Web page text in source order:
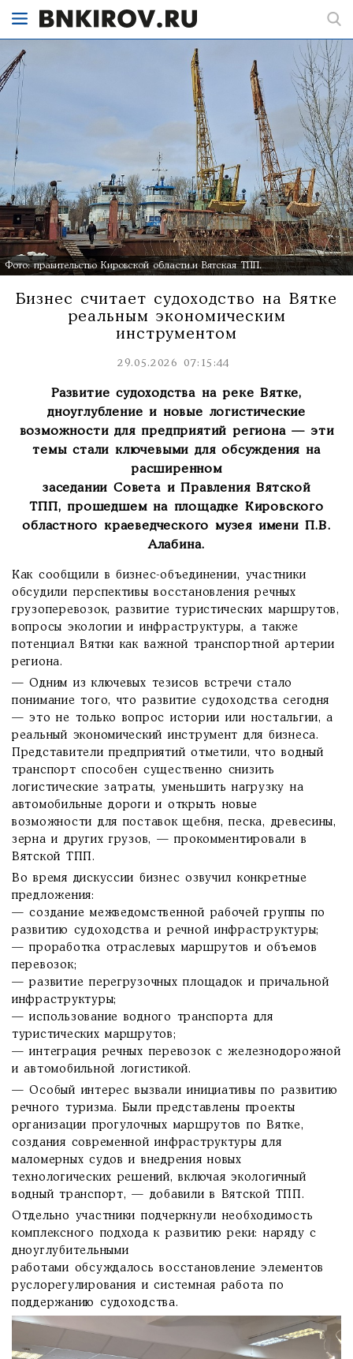
Фото: правительство Кировской области.и Вятская ТПП.
Бизнес считает судоходство на Вятке
реальным экономическим
инструментом
29.05.2026 07:15:44
Развитие судоходства на реке Вятке,
дноуглубление и новые логистические
возможности для предприятий региона — эти
темы стали ключевыми для обсуждения на
расширенном
заседании Совета и Правления Вятской
ТПП, прошедшем на площадке Кировского
областного краеведческого музея имени П.В.
Алабина.
Как сообщили в бизнес-объединении, участники
обсудили перспективы восстановления речных
грузоперевозок, развитие туристических маршрутов,
вопросы экологии и инфраструктуры, а также
потенциал Вятки как важной транспортной артерии
региона.
— Одним из ключевых тезисов встречи стало
понимание того, что развитие судоходства сегодня
— это не только вопрос истории или ностальгии, а
реальный экономический инструмент для бизнеса.
Представители предприятий отметили, что водный
транспорт способен существенно снизить
логистические затраты, уменьшить нагрузку на
автомобильные дороги и открыть новые
возможности для поставок щебня, песка, древесины,
зерна и других грузов, — прокомментировали в
Вятской ТПП.
Во время дискуссии бизнес озвучил конкретные
предложения:
— создание межведомственной рабочей группы по
развитию судоходства и речной инфраструктуры;
— проработка отраслевых маршрутов и объемов
перевозок;
— развитие перегрузочных площадок и причальной
инфраструктуры;
— использование водного транспорта для
туристических маршрутов;
— интеграция речных перевозок с железнодорожной
и автомобильной логистикой.
— Особый интерес вызвали инициативы по развитию
речного туризма. Были представлены проекты
организации прогулочных маршрутов по Вятке,
создания современной инфраструктуры для
маломерных судов и внедрения новых
технологических решений, включая экологичный
водный транспорт, — добавили в Вятской ТПП.
Отдельно участники подчеркнули необходимость
комплексного подхода к развитию реки: наряду с
дноуглубительными
работами обсуждалось восстановление элементов
руслорегулирования и системная работа по
поддержанию судоходства.